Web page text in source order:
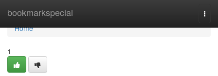
bookmarkspecial
Home
Home
1